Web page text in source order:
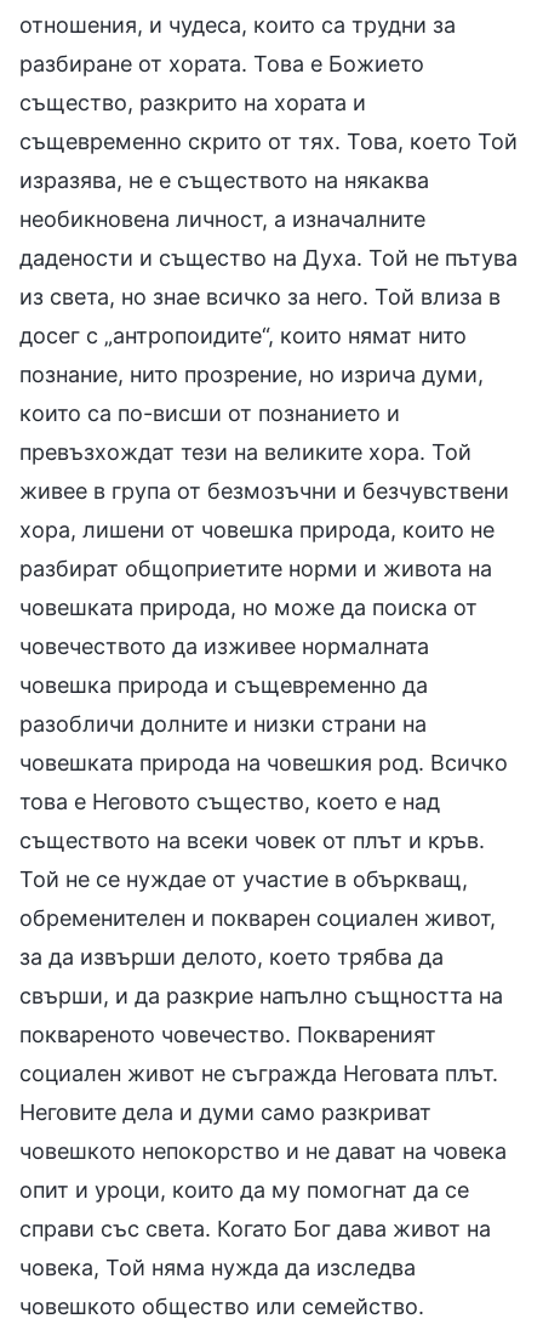
отношения, и чудеса, които са трудни за
разбиране от хората. Това е Божието
същество, разкрито на хората и
същевременно скрито от тях. Това, което Той
изразява, не е съществото на някаква
необикновена личност, а изначалните
дадености и същество на Духа. Той не пътува
из света, но знае всичко за него. Той влиза в
досег с „антропоидите“, които нямат нито
познание, нито прозрение, но изрича думи,
които са по-висши от познанието и
превъзхождат тези на великите хора. Той
живее в група от безмозъчни и безчувствени
хора, лишени от човешка природа, които не
разбират общоприетите норми и живота на
човешката природа, но може да поиска от
човечеството да изживее нормалната
човешка природа и същевременно да
разобличи долните и низки страни на
човешката природа на човешкия род. Всичко
това е Неговото същество, което е над
съществото на всеки човек от плът и кръв.
Той не се нуждае от участие в объркващ,
обременителен и покварен социален живот,
за да извърши делото, което трябва да
свърши, и да разкрие напълно същността на
поквареното човечество. Поквареният
социален живот не съгражда Неговата плът.
Неговите дела и думи само разкриват
човешкото непокорство и не дават на човека
опит и уроци, които да му помогнат да се
справи със света. Когато Бог дава живот на
човека, Той няма нужда да изследва
човешкото общество или семейство.